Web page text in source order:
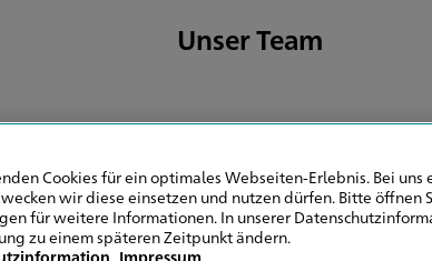
Unser Team
in
Cookies für ein optimales Webseiten-Erlebnis. Bei uns
wir diese einsetzen und nutzen dürfen. Bitte öffnen
für weitere Informationen. In unserer
zu einem späteren Zeitpunkt ändern.
Impressum